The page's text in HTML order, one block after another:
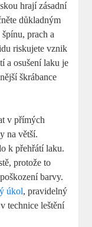
hrají zásadní
důkladným
prach a
riskujete vznik
a osušení laku je
škrábance
v přímých
na větší.
k přehřátí laku.
protože to
barvy.
úkol, pravidelný
technice leštění